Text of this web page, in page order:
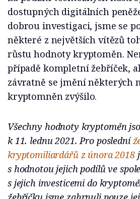
dostupných digitálních
dobrou investigaci, jsme se
některé z největších vítězů
růstu hodnoty kryptoměn.
případě kompletní žebříček,
závratně se jmění některých
kryptomněn zvýšilo.
Všechny hodnoty kryptoměn
k 11. lednu 2021. Pro poslední
kryptomiliardářů z února 2018
s hodnotou jejich podílů ve
s jejich investicemi do